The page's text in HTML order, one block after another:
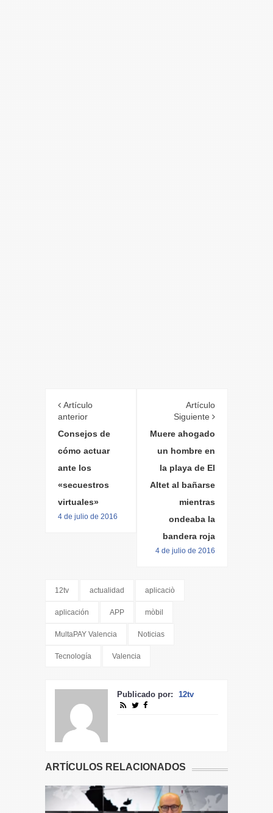
Artículo
anterior
Consejos de
cómo actuar
ante los
«secuestros
virtuales»
4 de julio de 2016
Artículo
Siguiente
Muere ahogado
un hombre en
la playa de El
Altet al bañarse
mientras
ondeaba la
bandera roja
4 de julio de 2016
12tv actualidad aplicaciò
aplicación APP mòbil
MultaPAY Valencia Noticias
Tecnología Valencia
Publicado por: 12tv
ARTÍCULOS RELACIONADOS